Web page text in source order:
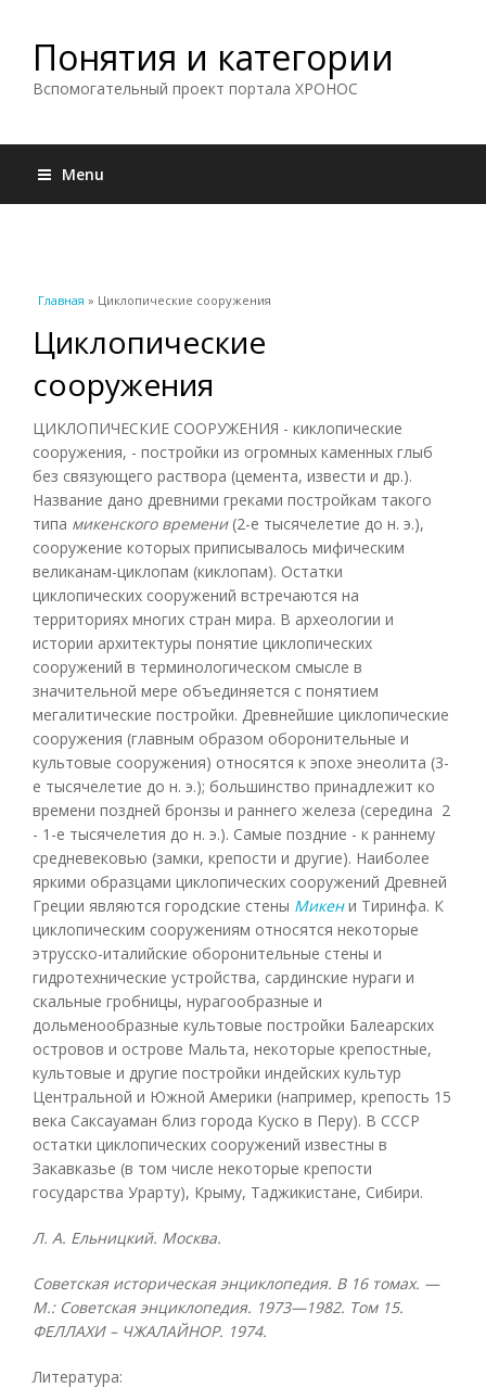
Понятия и категории
Вспомогательный проект портала ХРОНОС
Menu
Вы здесь
Главная » Циклопические сооружения
Циклопические
сооружения
ЦИКЛОПИЧЕСКИЕ СООРУЖЕНИЯ - киклопические
сооружения, - постройки из огромных каменных глыб
без связующего раствора (цемента, извести и др.).
Название дано древними греками постройкам такого
типа микенского времени(2-е тысячелетие до н. э.),
сооружение которых приписывалось мифическим
великанам-циклопам (киклопам). Остатки
циклопических сооружений встречаются на
территориях многих стран мира. В археологии и
истории архитектуры понятие циклопических
сооружений в терминологическом смысле в
значительной мере объединяется с понятием
мегалитические постройки. Древнейшие циклопические
сооружения (главным образом оборонительные и
культовые сооружения) относятся к эпохе энеолита (3-
е тысячелетие до н. э.); большинство принадлежит ко
времени поздней бронзы и раннего железа (середина 2
- 1-е тысячелетия до н. э.). Самые поздние - к раннему
средневековью (замки, крепости и другие). Наиболее
яркими образцами циклопических сооружений Древней
Греции являются городские стены Микени Тиринфа. К
циклопическим сооружениям относятся некоторые
этрусско-италийские оборонительные стены и
гидротехнические устройства, сардинские нураги и
скальные гробницы, нурагообразные и
дольменообразные культовые постройки Балеарских
островов и острове Мальта, некоторые крепостные,
культовые и другие постройки индейских культур
Центральной и Южной Америки (например, крепость 15
века Саксауаман близ города Куско в Перу). В СССР
остатки циклопических сооружений известны в
Закавказье (в том числе некоторые крепости
государства Урарту), Крыму, Таджикистане, Сибири.
Л. А. Ельницкий. Москва.
Советская историческая энциклопедия. В 16 томах. —
М.: Советская энциклопедия. 1973—1982. Том 15.
ФЕЛЛАХИ – ЧЖАЛАЙНОР. 1974.
Литература: